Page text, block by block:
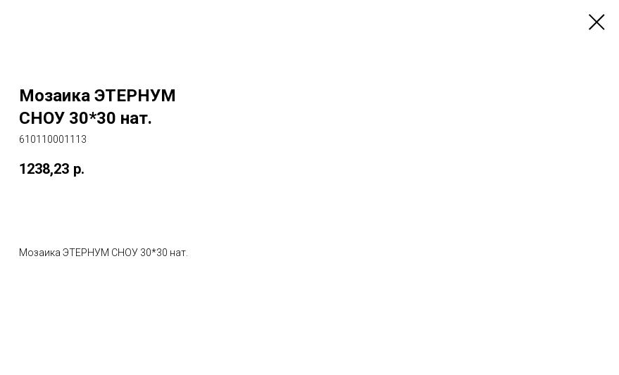
Мозаика ЭТЕРНУМ
СНОУ 30*30 нат.
610110001113
1238,23 р.
Мозаика ЭТЕРНУМ СНОУ 30*30 нат.